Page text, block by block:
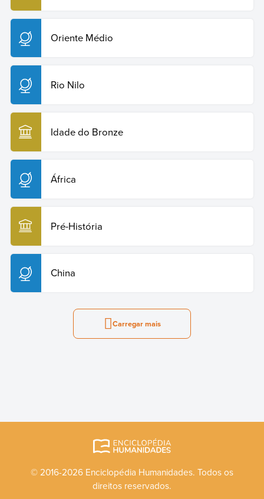
Oriente Médio
Rio Nilo
Idade do Bronze
África
Pré-História
China
Carregar mais
© 2016-2026 Enciclopédia Humanidades. Todos os
direitos reservados.